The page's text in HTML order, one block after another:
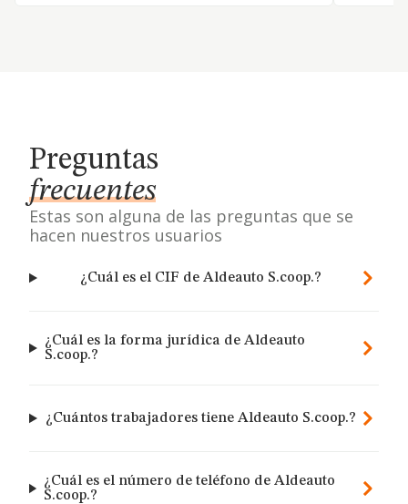
Preguntas
frecuentes
Estas son alguna de las preguntas que se
hacen nuestros usuarios
¿Cuál es el CIF de Aldeauto S.coop.?
¿Cuál es la forma jurídica de Aldeauto
S.coop.?
¿Cuántos trabajadores tiene Aldeauto S.coop.?
¿Cuál es el número de teléfono de Aldeauto
S.coop.?